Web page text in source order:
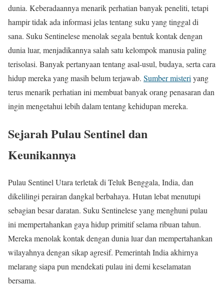
dunia. Keberadaannya menarik perhatian banyak peneliti, tetapi
hampir tidak ada informasi jelas tentang suku yang tinggal di
sana. Suku Sentinelese menolak segala bentuk kontak dengan
dunia luar, menjadikannya salah satu kelompok manusia paling
terisolasi. Banyak pertanyaan tentang asal-usul, budaya, serta cara
hidup mereka yang masih belum terjawab. Sumber misteri yang
terus menarik perhatian ini membuat banyak orang penasaran dan
ingin mengetahui lebih dalam tentang kehidupan mereka.
Sejarah Pulau Sentinel dan
Keunikannya
Pulau Sentinel Utara terletak di Teluk Benggala, India, dan
dikelilingi perairan dangkal berbahaya. Hutan lebat menutupi
sebagian besar daratan. Suku Sentinelese yang menghuni pulau
ini mempertahankan gaya hidup primitif selama ribuan tahun.
Mereka menolak kontak dengan dunia luar dan mempertahankan
wilayahnya dengan sikap agresif. Pemerintah India akhirnya
melarang siapa pun mendekati pulau ini demi keselamatan
bersama.